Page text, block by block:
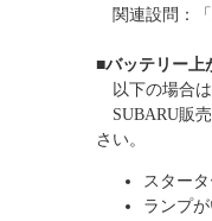
関連設問：「
■バッテリー上
以下の場合は
SUBARU販売
さい。
スター
ランプ